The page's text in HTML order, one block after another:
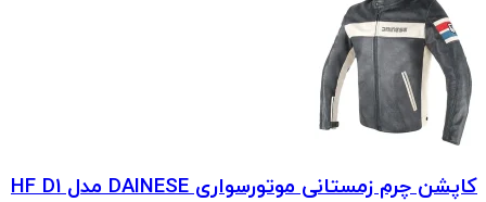
کاپشن چرم زمستانی موتورسواری DAINESE مدل HF D1